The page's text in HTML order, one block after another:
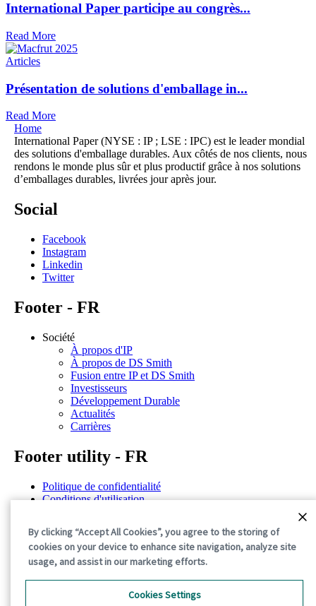
International Paper participe au congrès...
Read More
Articles
Présentation de solutions d'emballage in...
Read More
Home
International Paper (NYSE : IP ; LSE : IPC) est le leader mondial
des solutions d'emballage durables. Aux côtés de nos clients, nous
rendons le monde plus sûr et plus productif grâce à nos solutions
d’emballages durables, livrées jour après jour.
Social
Facebook
Instagram
Linkedin
Twitter
Footer - FR
Société
À propos d'IP
À propos de DS Smith
Fusion entre IP et DS Smith
Investisseurs
Développement Durable
Actualités
Carrières
Footer utility - FR
Politique de confidentialité
Conditions d'utilisation
Conditions générales
©2026 International Paper. All Rights Reserved.
By clicking “Accept All Cookies”, you agree to the storing of
cookies on your device to enhance site navigation, analyze site
usage, and assist in our marketing efforts.
Cookies Settings